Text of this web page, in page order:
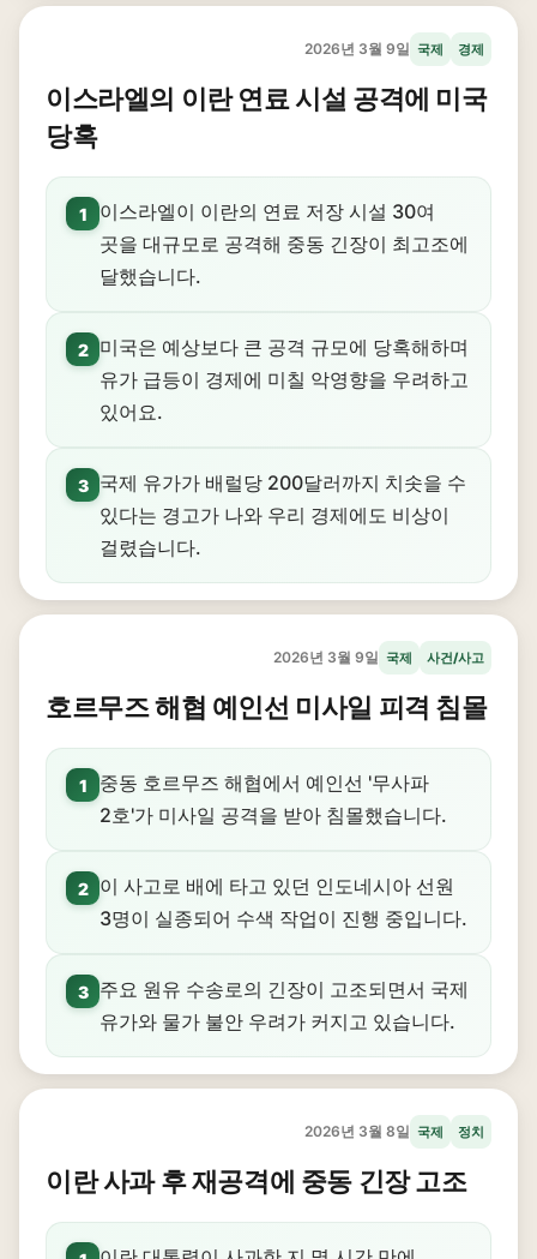
2026년 3월 9일 국제 경제
이스라엘의 이란 연료 시설 공격에 미국
당혹
1
이스라엘이 이란의 연료 저장 시설 30여
곳을 대규모로 공격해 중동 긴장이 최고조에
달했습니다.
2
미국은 예상보다 큰 공격 규모에 당혹해하며
유가 급등이 경제에 미칠 악영향을 우려하고
있어요.
3
국제 유가가 배럴당 200달러까지 치솟을 수
있다는 경고가 나와 우리 경제에도 비상이
걸렸습니다.
2026년 3월 9일 국제 사건/사고
호르무즈 해협 예인선 미사일 피격 침몰
1
중동 호르무즈 해협에서 예인선 '무사파
2호'가 미사일 공격을 받아 침몰했습니다.
2
이 사고로 배에 타고 있던 인도네시아 선원
3명이 실종되어 수색 작업이 진행 중입니다.
3
주요 원유 수송로의 긴장이 고조되면서 국제
유가와 물가 불안 우려가 커지고 있습니다.
2026년 3월 8일 국제 정치
이란 사과 후 재공격에 중동 긴장 고조